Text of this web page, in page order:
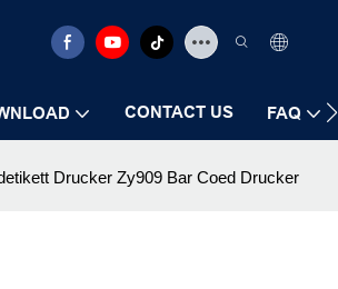
CONTACT US FAQ
Drucker Zy909 Bar Coed Drucker